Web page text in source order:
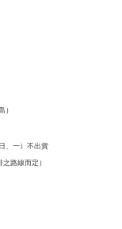
）
、一）不出貨
路線而定）